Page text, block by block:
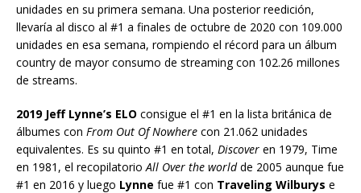
unidades en su primera semana. Una posterior reedición,
llevaría al disco al #1 a finales de octubre de 2020 con 109.000
unidades en esa semana, rompiendo el récord para un álbum
country de mayor consumo de streaming con 102.26 millones
de streams.
2019 Jeff Lynne’s ELO consigue el #1 en la lista británica de
álbumes con From Out Of Nowhere con 21.062 unidades
equivalentes. Es su quinto #1 en total, Discover en 1979, Time
en 1981, el recopilatorio All Over the worldde 2005 aunque fue
#1 en 2016 y luego Lynne fue #1 con Traveling Wilburys e